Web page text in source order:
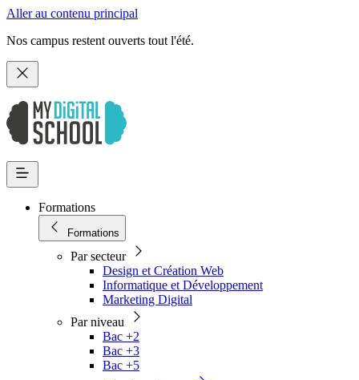
Aller au contenu principal
Nos campus restent ouverts tout l'été.
Formations
Formations
Par secteur
Design et Création Web
Informatique et Développement
Marketing Digital
Par niveau
Bac +2
Bac +3
Bac +5